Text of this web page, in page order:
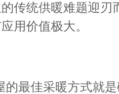
传统供暖难题迎
用价值极大。
的最佳采暖方式就